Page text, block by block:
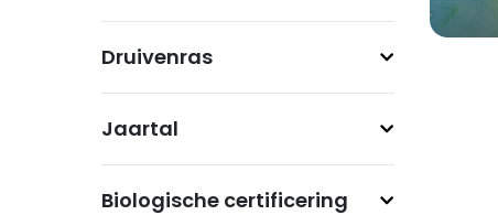
Druivenras
Jaartal
Biologische certificering